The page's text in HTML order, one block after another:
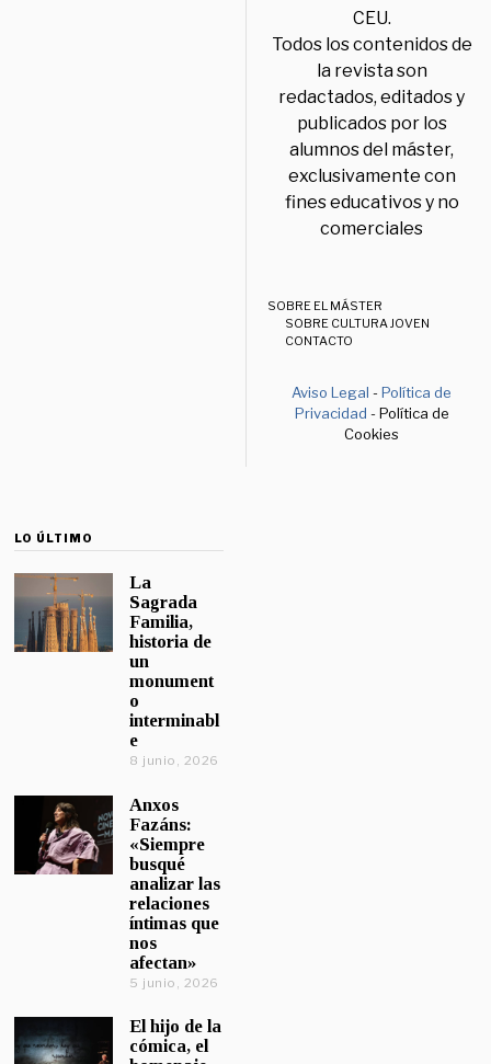
CEU.
Todos los contenidos de
la revista son
redactados, editados y
publicados por los
alumnos del máster,
exclusivamente con
fines educativos y no
comerciales
SOBRE EL MÁSTER
SOBRE CULTURA JOVEN
CONTACTO
Aviso Legal -Política de
Privacidad - Política de
Cookies
LO ÚLTIMO
La
Sagrada
Familia,
historia de
un
monument
o
interminabl
e
8 junio, 2026
Anxos
Fazáns:
«Siempre
busqué
analizar las
relaciones
íntimas que
nos
afectan»
5 junio, 2026
El hijo de la
cómica, el